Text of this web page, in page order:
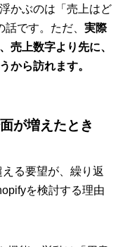
かぶのは「売上はど
です。ただ、 実際
売上数字より先に、
から訪れます。
が増えたとき
る要望が、繰り返
を検討する理由